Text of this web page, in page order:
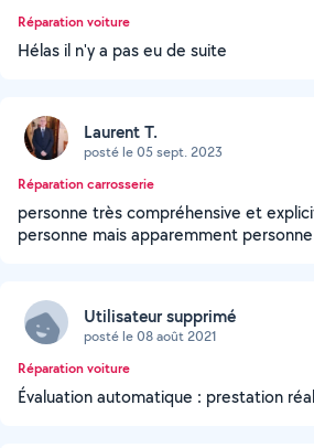
Réparation voiture
Hélas il n'y a pas eu de suite
Laurent T.
posté le 05 sept. 2023
Réparation carrosserie
personne très compréhensive et
personne mais apparemment
Utilisateur supprimé
posté le 08 août 2021
Réparation voiture
Évaluation automatique : prestation